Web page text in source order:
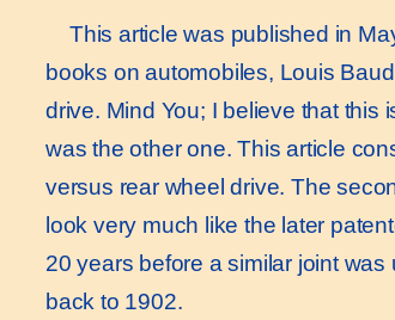
This article was published in
books on automobiles, Louis
drive. Mind You; I believe that this
was the other one. This article
versus rear wheel drive. The
look very much like the later
20 years before a similar joint
back to 1902.